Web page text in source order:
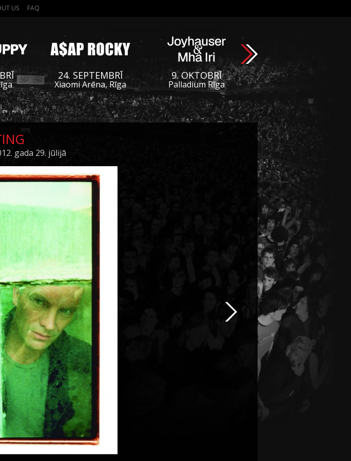
US FAQ
24. SEPTEMBRĪ
Xiaomi Arēna, Rīga
9. OKTOBRĪ
Palladium Rīga
gada 29. jūlijā